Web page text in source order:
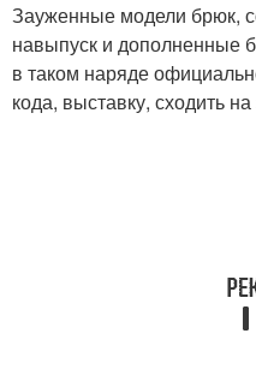
Зауженные модели брюк,
навыпуск и дополненные
в таком наряде
кода, выставку, сходить